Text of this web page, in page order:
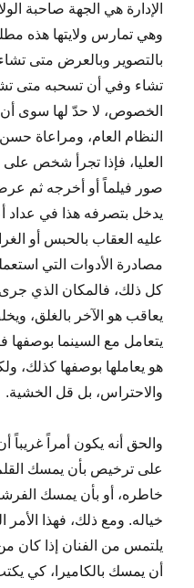
الإدارة هي الجهة صاحبة
وهي تمارس ولايتها هذه
بالتصوير وبالعرض متى
تشاء وفي أن تسحبه متى
الخصوص، لا حدّ لها سوى أن
النظام العام، ومراعاة
العليا، فإذا تجرأ شخص على
صور فيلماً أو أخرجه ثم
يدخل بتصرفه هذا في عداد
عليه العقاب بالحبس أو
مصادرة الأدوات التي
كل ذلك، فالمكان الذي
يعاقب هو الآخر بالغلق،
يتعامل مع السينما بوصفها
هو يعاملها بوصفها كذلك،
والاحتراس، بل قل الخشية.
والحق أنه يكون أمراً
على ترخيص بأن يمسك
خاطره، أو بأن يمسك
خياله. ومع ذلك، فهذا الأمر
يلتمس من الفنان إذا كان
أن يمسك بالكاميرا، كي